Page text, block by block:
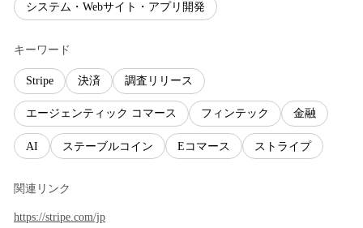
システム・Webサイト・アプリ開発
キーワード
Stripe 決済 調査リリース
エージェンティック コマース フィンテック 金融
AI ステーブルコイン Eコマース ストライプ
関連リンク
https://stripe.com/jp